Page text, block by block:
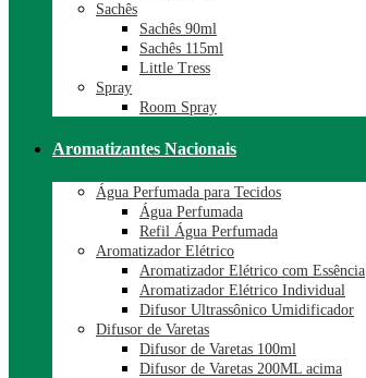
Sachês
Sachês 90ml
Sachês 115ml
Little Tress
Spray
Room Spray
Aromatizantes Nacionais
Água Perfumada para Tecidos
Água Perfumada
Refil Água Perfumada
Aromatizador Elétrico
Aromatizador Elétrico com Essência
Aromatizador Elétrico Individual
Difusor Ultrassônico Umidificador
Difusor de Varetas
Difusor de Varetas 100ml
Difusor de Varetas 200ML acima